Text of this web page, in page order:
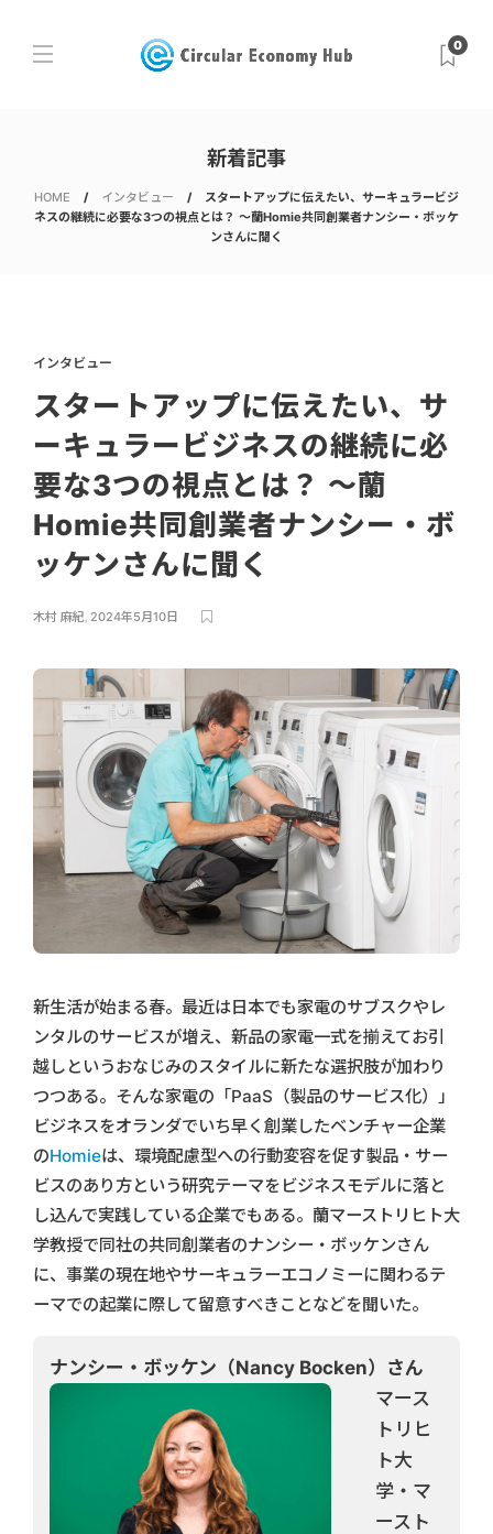
0
新着記事
HOME インタビュー
スタートアップに伝えたい、サーキュラービジ
ネスの継続に必要な3つの視点とは？ ～蘭Homie共同創業者ナンシー・ボッケ
ンさんに聞く
インタビュー
スタートアップに伝えたい、サ
ーキュラービジネスの継続に必
要な3つの視点とは？ ～蘭
Homie共同創業者ナンシー・ボ
ッケンさんに聞く
木村 麻紀, 2024年5月10日
新生活が始まる春。最近は日本でも家電のサブスクやレ
ンタルのサービスが増え、新品の家電一式を揃えてお引
越しというおなじみのスタイルに新たな選択肢が加わり
つつある。そんな家電の「PaaS（製品のサービス化）」
ビジネスをオランダでいち早く創業したベンチャー企業
のHomieは、環境配慮型への行動変容を促す製品・サー
ビスのあり方という研究テーマをビジネスモデルに落と
し込んで実践している企業でもある。蘭マーストリヒト大
学教授で同社の共同創業者のナンシー・ボッケンさん
に、事業の現在地やサーキュラーエコノミーに関わるテ
ーマでの起業に際して留意すべきことなどを聞いた。
ナンシー・ボッケン（Nancy Bocken）さん
マース
トリヒ
ト大
学・マ
ースト